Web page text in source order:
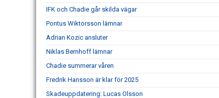
IFK och Chadie går skilda vägar
Pontus Wiktorsson lämnar
Adrian Kozic ansluter
Niklas Bernhoff lämnar
Chadie summerar våren
Fredrik Hansson är klar för 2025
Skadeuppdatering: Lucas Olsson